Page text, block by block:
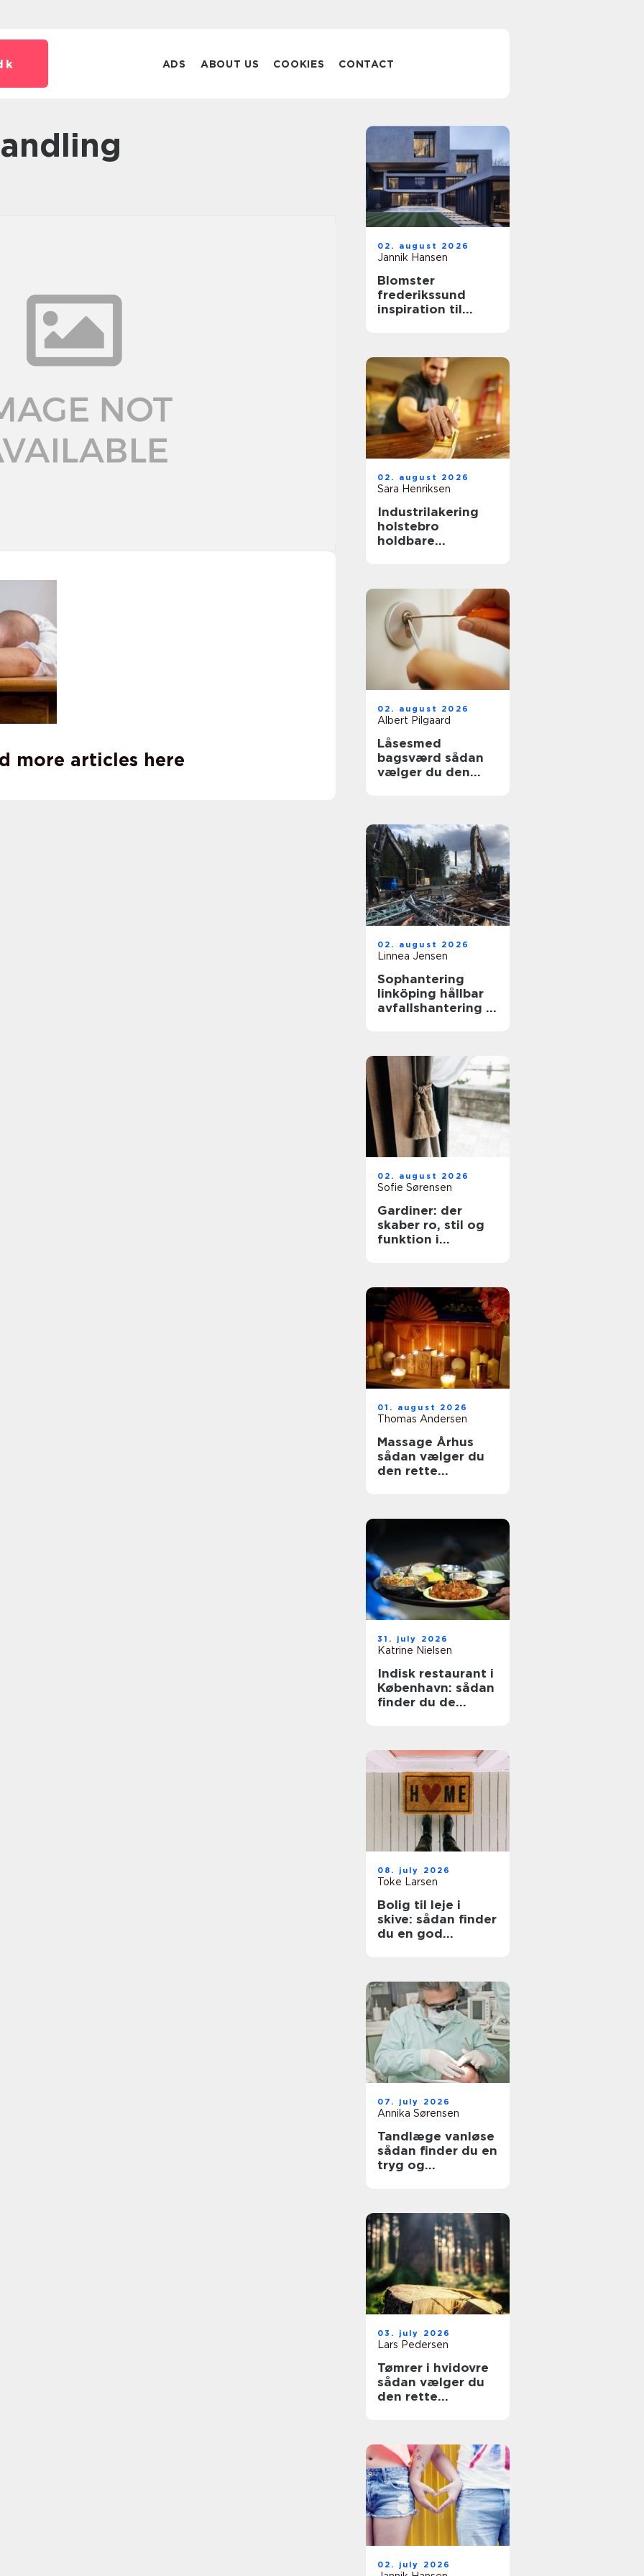
ADS ABOUT US COOKIES CONTACT
more articles here
02. august 2026
Jannik Hansen
Blomster
frederikssund
inspiration til
02. august 2026
Sara Henriksen
Industrilakering
holstebro
holdbare
02. august 2026
Albert Pilgaard
Låsesmed
bagsværd sådan
vælger du den
02. august 2026
Linnea Jensen
Sophantering
linköping hållbar
avfallshantering i
02. august 2026
Sofie Sørensen
Gardiner: der
skaber ro, stil og
funktion i
01. august 2026
Thomas Andersen
Massage Århus
sådan vælger du
den rette
31. july 2026
Katrine Nielsen
Indisk restaurant i
København: sådan
finder du de
08. july 2026
Toke Larsen
Bolig til leje i
skive: sådan finder
du en god
07. july 2026
Annika Sørensen
Tandlæge vanløse
sådan finder du en
tryg og
03. july 2026
Lars Pedersen
Tømrer i hvidovre
sådan vælger du
den rette
02. july 2026